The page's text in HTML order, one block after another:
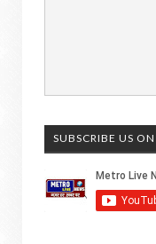
SUBSCRIBE US